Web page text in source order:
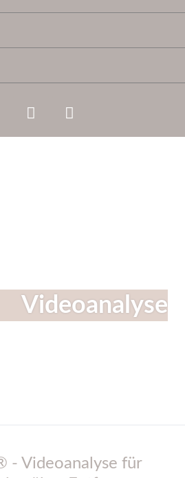
Videoanalyse
- Videoanalyse für